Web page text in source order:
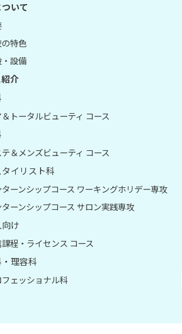
いて
特色
設備
介
トータルビューティ コース
＆メンズビューティ コース
イリスト科
ーンシップコース ワーキングホリデー専攻
ーンシップコース サロン実践専攻
け
程・ライセンス コース
理容科
ェッショナル科